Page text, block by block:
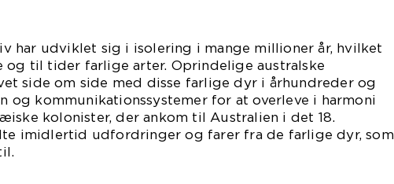
har udviklet sig i isolering i mange millioner år, hvilket
og til tider farlige arter. Oprindelige australske
side om side med disse farlige dyr i århundreder og
og kommunikationssystemer for at overleve i harmoni
kolonister, der ankom til Australien i det 18.
imidlertid udfordringer og farer fra de farlige dyr, som